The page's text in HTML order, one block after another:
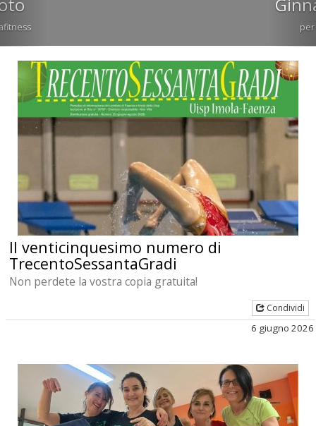
Il venticinquesimo numero di
TrecentoSessantaGradi
Non perdete la vostra copia gratuita!
Condividi
6 giugno 2026